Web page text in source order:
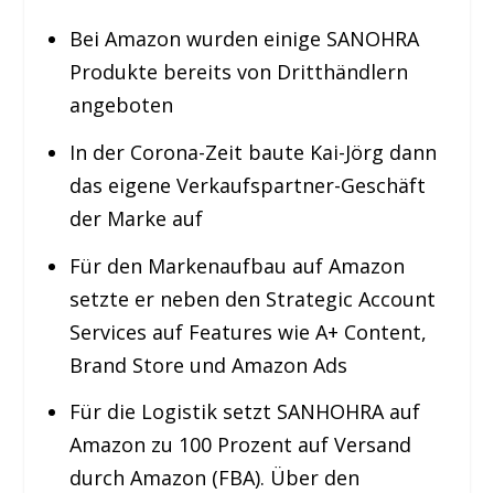
Bei Amazon wurden einige SANOHRA
Produkte bereits von Dritthändlern
angeboten
In der Corona-Zeit baute Kai-Jörg dann
das eigene Verkaufspartner-Geschäft
der Marke auf
Für den Markenaufbau auf Amazon
setzte er neben den Strategic Account
Services auf Features wie A+ Content,
Brand Store und Amazon Ads
Für die Logistik setzt SANHOHRA auf
Amazon zu 100 Prozent auf Versand
durch Amazon (FBA). Über den